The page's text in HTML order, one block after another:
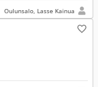
Oulunsalo, Lasse Kainua